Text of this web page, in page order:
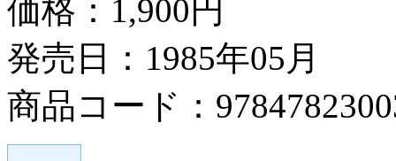
価格： 1,900円
発売日：1985年05月
商品コード：